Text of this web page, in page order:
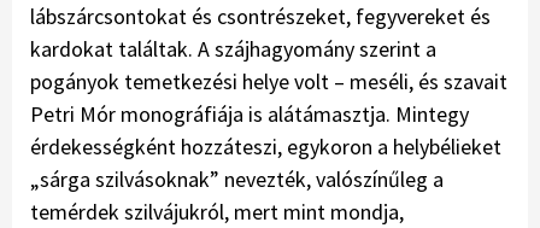
lábszárcsontokat és csontrészeket, fegyvereket és
kardokat találtak. A szájhagyomány szerint a
pogányok temetkezési helye volt – meséli, és szavait
Petri Mór monográfiája is alátámasztja. Mintegy
érdekességként hozzáteszi, egykoron a helybélieket
„sárga szilvásoknak” nevezték, valószínűleg a
temérdek szilvájukról, mert mint mondja,